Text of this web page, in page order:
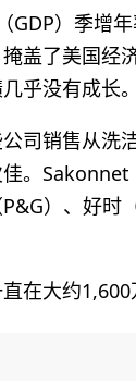
GDP）季增
盖了美国经
乎没有成长。
司销售从洗
。
）、好时
在大约